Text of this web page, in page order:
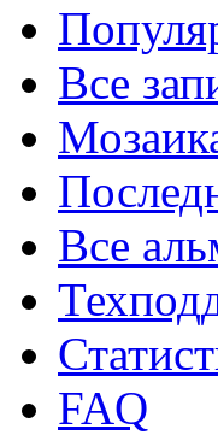
Все
Все
FAQ